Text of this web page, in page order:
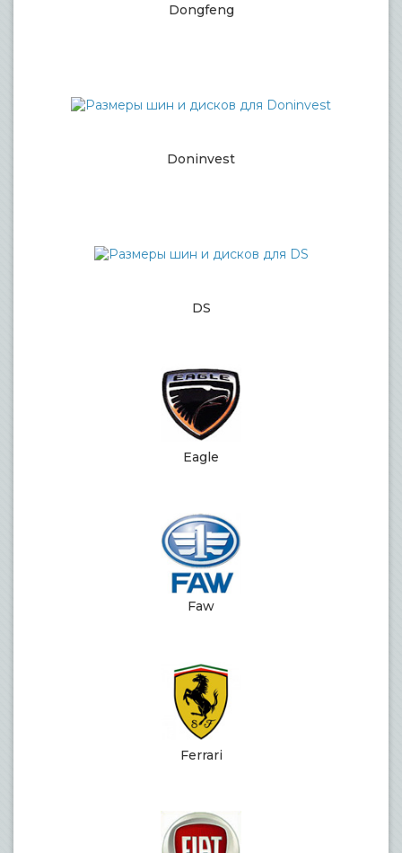
Dongfeng
Doninvest
DS
Eagle
Faw
Ferrari